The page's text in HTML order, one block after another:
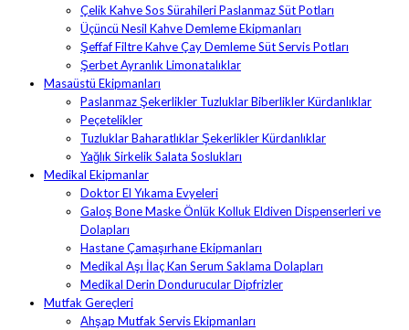
Çelik Kahve Sos Sürahileri Paslanmaz Süt Potları
Üçüncü Nesil Kahve Demleme Ekipmanları
Şeffaf Filtre Kahve Çay Demleme Süt Servis Potları
Şerbet Ayranlık Limonatalıklar
Masaüstü Ekipmanları
Paslanmaz Şekerlikler Tuzluklar Biberlikler Kürdanlıklar
Peçetelikler
Tuzluklar Baharatlıklar Şekerlikler Kürdanlıklar
Yağlık Sirkelik Salata Soslukları
Medikal Ekipmanlar
Doktor El Yıkama Evyeleri
Galoş Bone Maske Önlük Kolluk Eldiven Dispenserleri ve
Dolapları
Hastane Çamaşırhane Ekipmanları
Medikal Aşı İlaç Kan Serum Saklama Dolapları
Medikal Derin Dondurucular Dipfrizler
Mutfak Gereçleri
Ahşap Mutfak Servis Ekipmanları